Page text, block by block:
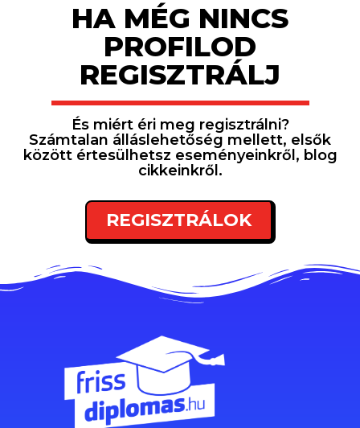
HA MÉG NINCS
PROFILOD
REGISZTRÁLJ
És miért éri meg regisztrálni?
Számtalan álláslehetőség mellett, elsők
között értesülhetsz eseményeinkről, blog
cikkeinkről.
REGISZTRÁLOK